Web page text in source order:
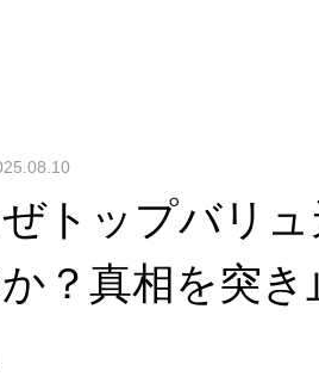
トップバリ
？真相を突き